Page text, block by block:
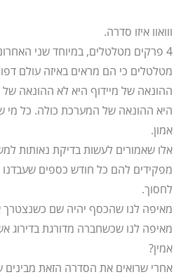
ווואוו איזו סדרה.
4 פרקים מטלטלים, במיוחד שני האחרונים.
מטלטלים כי הם מראים באיזה עולם
ההונאה של מיידוף היא לא ההונאה של
היא ההונאה של המערכת כולה. כל מי
אמון.
אלו שאמורים לעשות בדיקת נאותות
מפקידים להם כל חודש כספים
לחסוך.
מאיפה לנו שהכסף יהיה שם כשנצטרך
מאיפה לנו שכשחברה מדורגת בדירוג
אמין?
אחרי שרואים את הסדרה הזאת מבינים